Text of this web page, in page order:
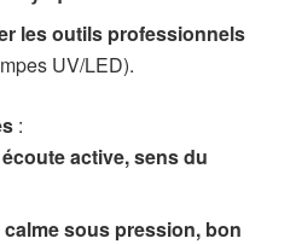
les outils professionnels
UV/LED).
:
active, sens du
calme sous pression, bon